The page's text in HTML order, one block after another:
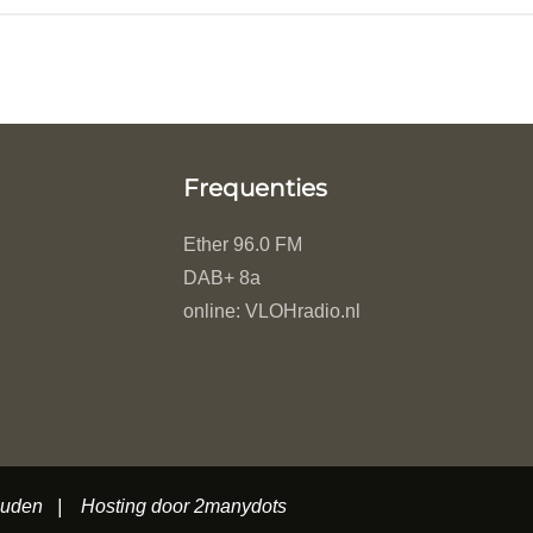
Frequenties
Ether 96.0 FM
DAB+ 8a
online: VLOHradio.nl
| Hosting door2manydots